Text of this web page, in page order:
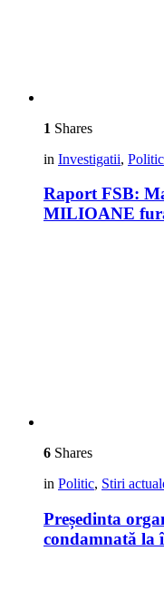
1 Shares
in Investigatii, Politic
Raport FSB:
MILIOANE
6 Shares
in Politic, Stiri
Președinta
condamnată la